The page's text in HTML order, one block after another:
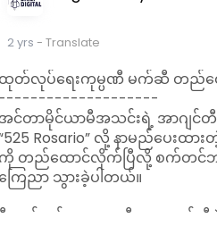
မတည့်တာတွေကြောင့် ဝက်
အမာရွတ်မျိုးဖြစ်ပါတယ်။
Scar (ပွန်းပဲ့ဒဏ်ရာ အ
ကြောင်းအမျိုးမျိုးကြောင့် ထိခိုက်
နေ အမာရွတ် ကျန်ခဲ့တာမျိုး။
Scar (မီးလောင်အမာရွတ်)
းလောင် / အပူလောင် ခြင်းကြောင့်
ြစ်ပါတယ်။
2 yrs - Translate
တ်လုပ်ရေးကုမ္ပဏီ မက်ဆီ တည်ထ
င်တာမိုင်ယာမီအသင်းရဲ့ အာဂျင်
Rosario” လို့ နာမည်ပေး
တည်ထောင်လိုက်ပြီလို့ စက်တင်ဘ
ြေညာ သွားခဲ့ပါတယ်။
ထုတ်လုပ်ရေးကုမ္ပဏီကနေ မက်ဆီရဲ့မိ